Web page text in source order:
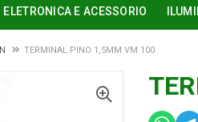
ELETRONICA E ACESSORIO
TERMINAL PINO 1,5MM VM 100